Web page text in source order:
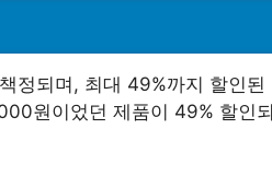
정되며, 최대 49%까지 할인
원이었던 제품이 49% 할인